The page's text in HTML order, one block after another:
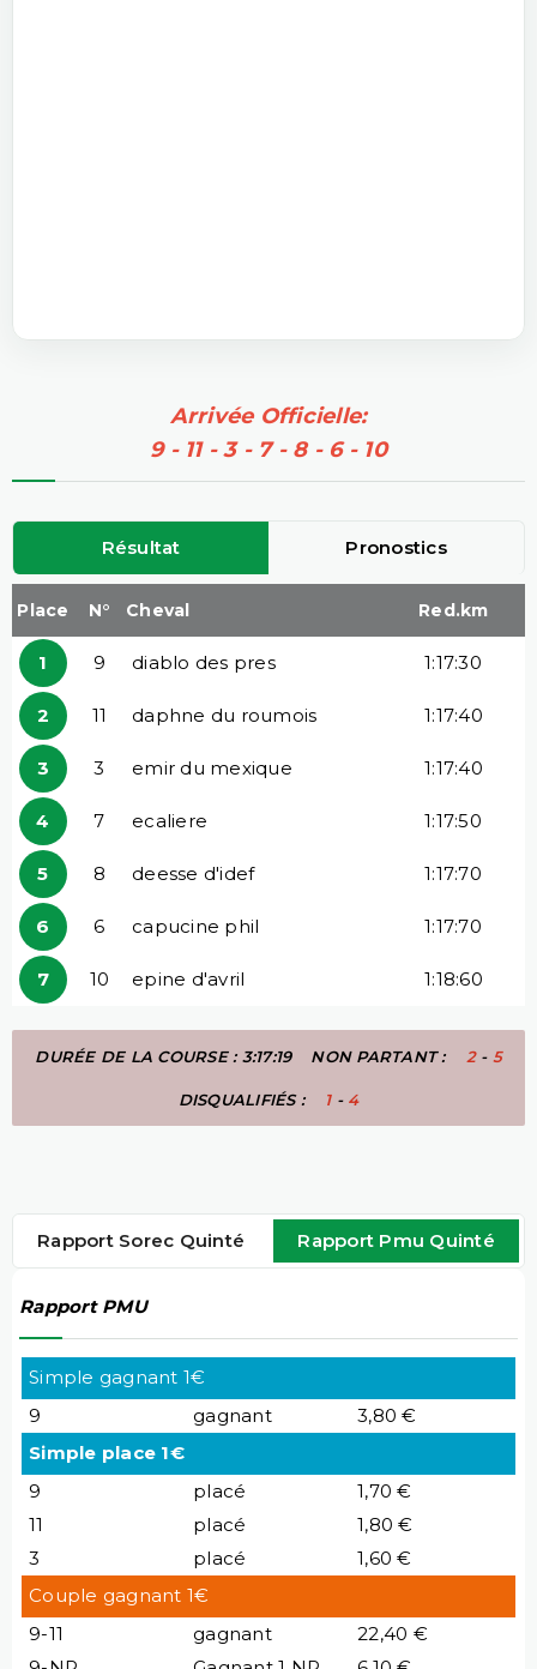
Arrivée Officielle:
9 - 11 - 3 - 7 - 8 - 6 - 10
Résultat Pronostics
Place N° Cheval Red.km
1 9 diablo des pres 1:17:30
2 11 daphne du roumois 1:17:40
3 3 emir du mexique 1:17:40
4 7 ecaliere 1:17:50
5 8 deesse d'idef 1:17:70
6 6 capucine phil 1:17:70
7 10 epine d'avril 1:18:60
DURÉE DE LA COURSE : 3:17:19 NON PARTANT : 2- 5
DISQUALIFIÉS : 1- 4
Rapport Sorec Quinté Rapport Pmu Quinté
Rapport PMU
Simple gagnant 1€
9
gagnant
3,80 €
Simple place 1€
9
placé
1,70 €
11
placé
1,80 €
3
placé
1,60 €
Couple gagnant 1€
9-11
gagnant
22,40 €